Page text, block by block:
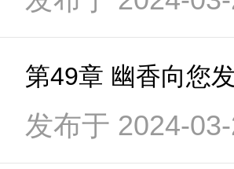
第49章 幽香向您
发布于 2024-